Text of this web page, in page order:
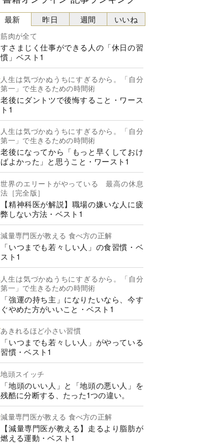
最新
筋肉が全て
すさまじく仕事ができる人の「休日の習
慣」ベスト1
人生は気づかぬうちにすぎるから。「自分
第一」で生きるための時間術
老後にダントツで後悔すること・ワース
ト1
人生は気づかぬうちにすぎるから。「自分
第一」で生きるための時間術
老後になってから「もっと早くしておけ
ばよかった」と思うこと・ワースト1
世界のエリートがやっている 最高の休息
法［完全版］
【精神科医が解説】職場の嫌いな人に疲
弊しない方法・ベスト1
減量専門医が教える 食べ方の正解
「いつまでも若々しい人」の食習慣・ベ
スト1
人生は気づかぬうちにすぎるから。「自分
第一」で生きるための時間術
「強運の持ち主」になりたいなら、今す
ぐやめた方がいいこと・ベスト1
あきれるほど小さい習慣
「いつまでも若々しい人」がやっている
習慣・ベスト1
地頭スイッチ
「地頭のいい人」と「地頭の悪い人」を
残酷に分断する、たった1つの違い。
減量専門医が教える 食べ方の正解
【減量専門医が教える】走るより脂肪が
燃える運動・ベスト1
昨日 週間 いいね